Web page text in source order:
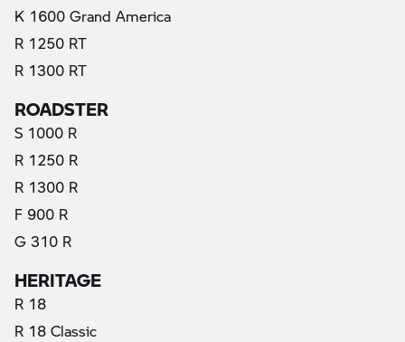
K 1600 Grand America
R 1250 RT
R 1300 RT
ROADSTER
S 1000 R
R 1250 R
R 1300 R
F 900 R
G 310 R
HERITAGE
R 18
R 18 Classic